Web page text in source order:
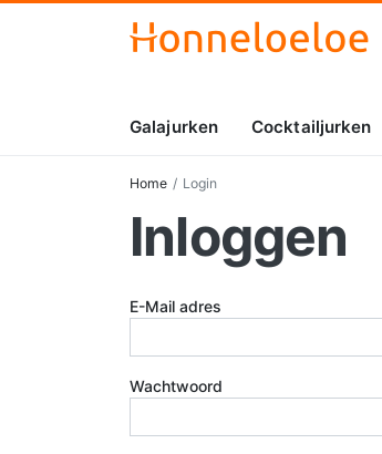
Galajurken Cocktailjurken
Home Login
Inloggen
E-Mail adres
Wachtwoord